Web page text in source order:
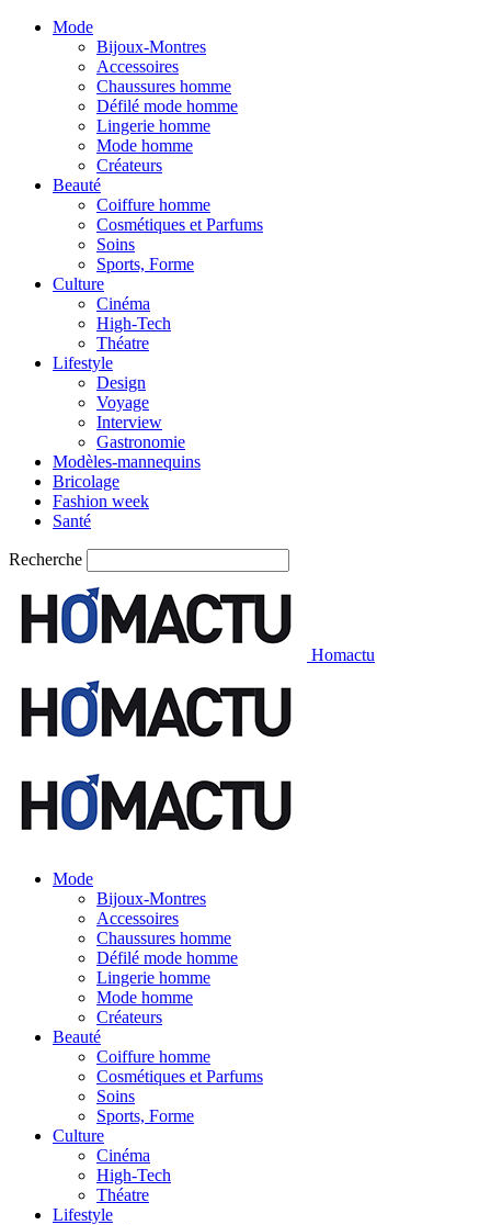
Mode
Bijoux-Montres
Accessoires
Chaussures homme
Défilé mode homme
Lingerie homme
Mode homme
Créateurs
Beauté
Coiffure homme
Cosmétiques et Parfums
Soins
Sports, Forme
Culture
Cinéma
High-Tech
Théatre
Lifestyle
Design
Voyage
Interview
Gastronomie
Modèles-mannequins
Bricolage
Fashion week
Santé
Recherche
Homactu
Mode
Bijoux-Montres
Accessoires
Chaussures homme
Défilé mode homme
Lingerie homme
Mode homme
Créateurs
Beauté
Coiffure homme
Cosmétiques et Parfums
Soins
Sports, Forme
Culture
Cinéma
High-Tech
Théatre
Lifestyle